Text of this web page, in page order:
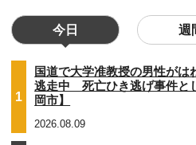
今日 週
1
国道で大学准教授の男性がは
逃走中 死亡ひき逃げ事件と
岡市】
2026.08.09